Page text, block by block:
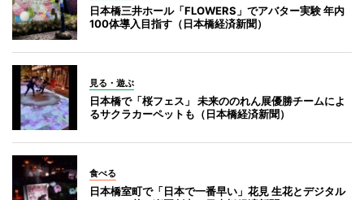
日本橋三井ホール「FLOWERS」でアバター実験 年内
100体導入目指す（日本橋経済新聞）
見る・遊ぶ
日本橋で「桜フェス」 未来ののれん展優勝チームによ
るサクラカーペットも（日本橋経済新聞）
食べる
日本橋室町で「日本で一番早い」花見 生花とデジタル